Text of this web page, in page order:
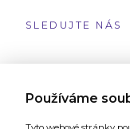
Používáme
SLEDUJTE NÁS